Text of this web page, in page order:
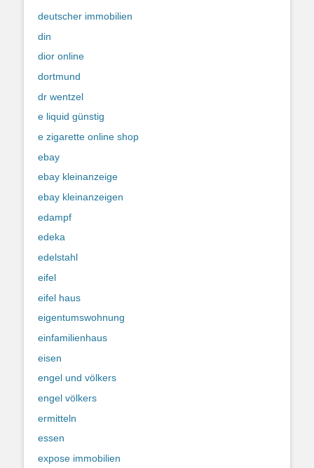
deutscher immobilien
din
dior online
dortmund
dr wentzel
e liquid günstig
e zigarette online shop
ebay
ebay kleinanzeige
ebay kleinanzeigen
edampf
edeka
edelstahl
eifel
eifel haus
eigentumswohnung
einfamilienhaus
eisen
engel und völkers
engel völkers
ermitteln
essen
expose immobilien